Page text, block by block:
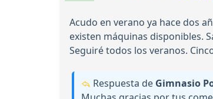
Acudo en verano ya hace dos
existen máquinas disponibles.
Seguiré todos los veranos.
Respuesta de Gimnasio